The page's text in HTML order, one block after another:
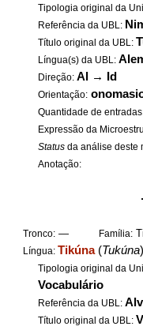
Tipologia original da
Referência da UBL:
Título original da UBL:
Língua(s) da UBL:
Direção:Al → Id
Orientação:
Quantidade de
Expressão da
Status da análise deste
Anotação:
Tronco: — Família:
Língua: Tikúna(Tukúna)
Tipologia original da
Vocabulário
Referência da UBL:
Título original da UBL: